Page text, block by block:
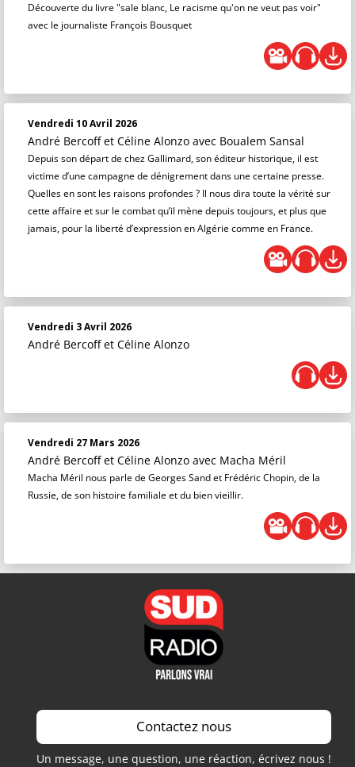
Découverte du livre "sale blanc, Le racisme qu'on ne veut pas voir"
avec le journaliste François Bousquet
Vendredi 10 Avril 2026
André Bercoff et Céline Alonzo avec Boualem Sansal
Depuis son départ de chez Gallimard, son éditeur historique, il est
victime d’une campagne de dénigrement dans une certaine presse.
Quelles en sont les raisons profondes ? Il nous dira toute la vérité sur
cette affaire et sur le combat qu’il mène depuis toujours, et plus que
jamais, pour la liberté d’expression en Algérie comme en France.
Vendredi 3 Avril 2026
André Bercoff et Céline Alonzo
Vendredi 27 Mars 2026
André Bercoff et Céline Alonzo avec Macha Méril
Macha Méril nous parle de Georges Sand et Frédéric Chopin, de la
Russie, de son histoire familiale et du bien vieillir.
Contactez nous
Un message, une question, une réaction, écrivez nous !